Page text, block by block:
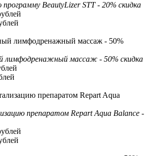
программу BeautyLizer STT - 20% скидка
лимфодренажный массаж - 50% скидка
препаратом Repart Aqua Balance -